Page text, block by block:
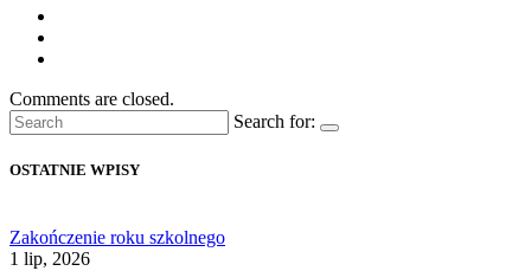
Comments are closed.
Search for:
OSTATNIE WPISY
Zakończenie roku szkolnego
1 lip, 2026